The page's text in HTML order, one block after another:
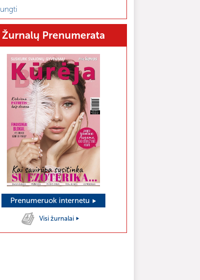
Žurnalų Prenumerata
Prenumeruok internetu
Visi žurnalai